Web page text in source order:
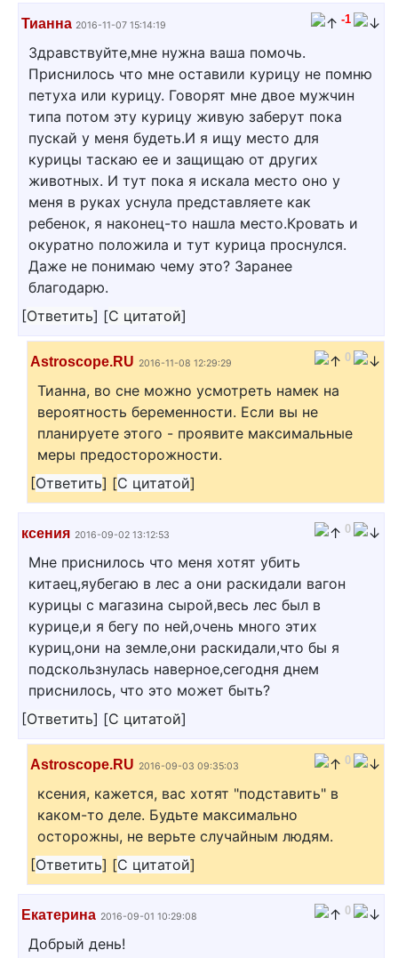
Тианна 2016-11-07 15:14:19 -1
Здравствуйте,мне нужна ваша помочь.
Приснилось что мне оставили курицу не помню
петуха или курицу. Говорят мне двое мужчин
типа потом эту курицу живую заберут пока
пускай у меня будеть.И я ищу место для
курицы таскаю ее и защищаю от других
животных. И тут пока я искала место оно у
меня в руках уснула представляете как
ребенок, я наконец-то нашла место.Кровать и
окуратно положила и тут курица проснулся.
Даже не понимаю чему это? Заранее
благодарю.
[Ответить] [С цитатой]
Astroscope.RU 2016-11-08 12:29:29 0
Тианна, во сне можно усмотреть намек на
вероятность беременности. Если вы не
планируете этого - проявите максимальные
меры предосторожности.
[Ответить] [С цитатой]
ксения 2016-09-02 13:12:53 0
Мне приснилось что меня хотят убить
китаец,яубегаю в лес а они раскидали вагон
курицы с магазина сырой,весь лес был в
курице,и я бегу по ней,очень много этих
куриц,они на земле,они раскидали,что бы я
подскользнулась наверное,сегодня днем
приснилось, что это может быть?
[Ответить] [С цитатой]
Astroscope.RU 2016-09-03 09:35:03 0
ксения, кажется, вас хотят "подставить" в
каком-то деле. Будьте максимально
осторожны, не верьте случайным людям.
[Ответить] [С цитатой]
Екатерина 2016-09-01 10:29:08 0
Добрый день!